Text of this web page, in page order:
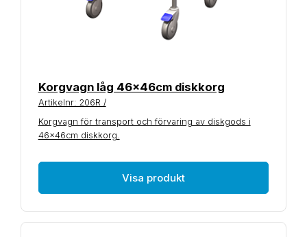
Korgvagn låg 46x46cm diskkorg
Artikelnr: 206R /
Korgvagn för transport och förvaring av diskgods i
46x46cm diskkorg.
Visa produkt